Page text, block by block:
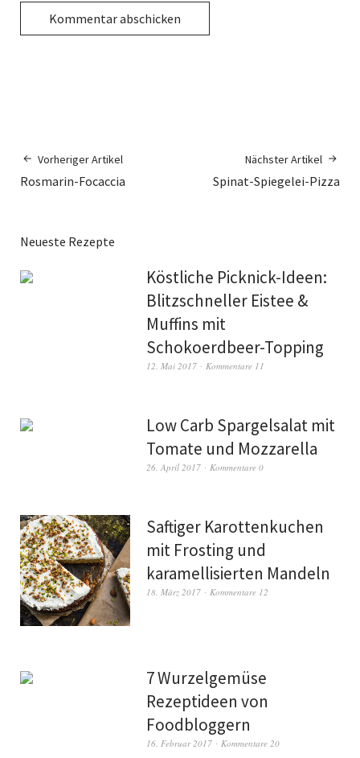
Vorheriger Artikel
Rosmarin-Focaccia
Nächster Artikel
Spinat-Spiegelei-Pizza
Neueste Rezepte
Köstliche Picknick-Ideen:
Blitzschneller Eistee &
Muffins mit
Schokoerdbeer-Topping
12. Mai 2017 Kommentare 11
Low Carb Spargelsalat mit
Tomate und Mozzarella
26. April 2017 Kommentare 0
Saftiger Karottenkuchen
mit Frosting und
karamellisierten Mandeln
18. März 2017 Kommentare 12
7 Wurzelgemüse
Rezeptideen von
Foodbloggern
16. Februar 2017 Kommentare 20